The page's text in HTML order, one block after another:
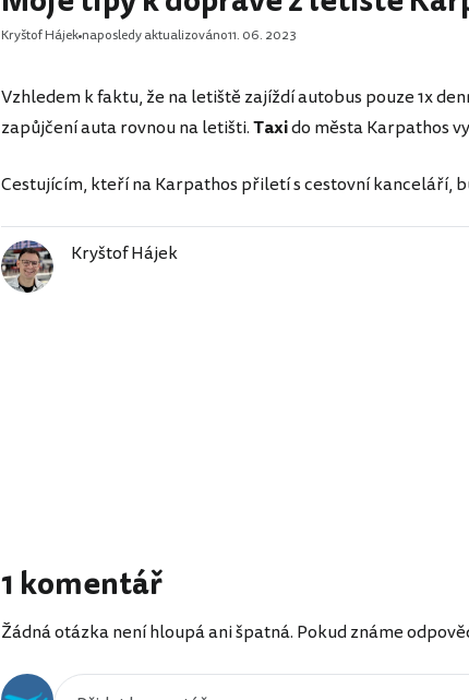
Kryštof Hájek naposledy aktualizováno11. 06. 2023
Vzhledem k faktu, že na letiště zajíždí autobus pouze 1x
zapůjčení auta rovnou na letišti.Taxido města Karpathos
Cestujícím, kteří na Karpathos přiletí s cestovní kanceláří,
Kryštof Hájek
1 komentář
Žádná otázka není hloupá ani špatná. Pokud známe